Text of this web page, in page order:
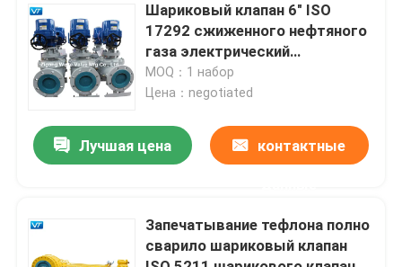
Свяжитесь мы
Спросите цитату
Шариковый клапан трубопровода
Клапаны нефтепровода
Шариковый клапан 6" ISO
17292 сжиженного нефтяного
газа электрический
шариковый клапан 150LB
MOQ：1 набор
Цена：negotiated
Лучшая цена контактные
Запечатывание тефлона полно
сварило шариковый клапан